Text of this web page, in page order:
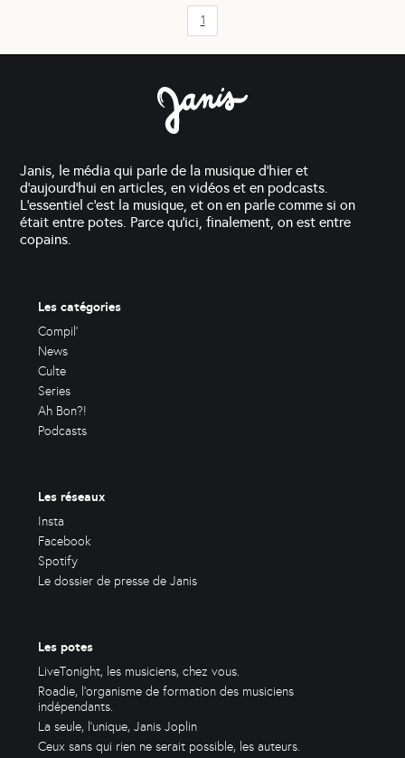
1
Janis, le média qui parle de la musique d'hier et
d'aujourd'hui en articles, en vidéos et en podcasts.
L'essentiel c'est la musique, et on en parle comme si on
était entre potes. Parce qu'ici, finalement, on est entre
copains.
Les catégories
Compil'
News
Culte
Series
Ah Bon?!
Podcasts
Les réseaux
Insta
Facebook
Spotify
Le dossier de presse de Janis
Les potes
LiveTonight, les musiciens, chez vous.
Roadie, l'organisme de formation des musiciens
indépendants.
La seule, l'unique, Janis Joplin
Ceux sans qui rien ne serait possible, les auteurs.